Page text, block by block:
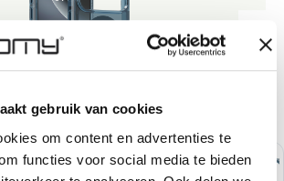
gebruik van cookies
om content en advertenties te
functies voor social media te bieden